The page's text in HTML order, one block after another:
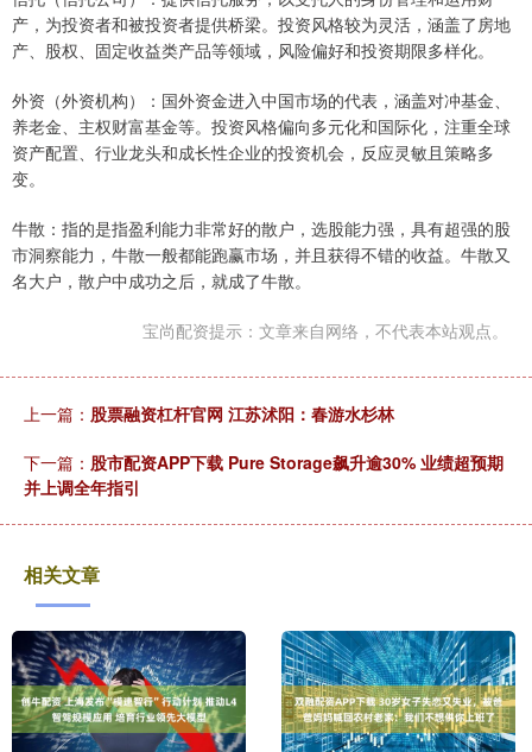
产，为投资者和被投资者提供桥梁。投资风格较为灵活，涵盖了房地
产、股权、固定收益类产品等领域，风险偏好和投资期限多样化。
外资（外资机构）：国外资金进入中国市场的代表，涵盖对冲基金、
养老金、主权财富基金等。投资风格偏向多元化和国际化，注重全球
资产配置、行业龙头和成长性企业的投资机会，反应灵敏且策略多
变。
牛散：指的是指盈利能力非常好的散户，选股能力强，具有超强的股
市洞察能力，牛散一般都能跑赢市场，并且获得不错的收益。牛散又
名大户，散户中成功之后，就成了牛散。
宝尚配资提示：文章来自网络，不代表本站观点。
上一篇： 股票融资杠杆官网 江苏沭阳：春游水杉林
下一篇： 股市配资APP下载 Pure Storage飙升逾30% 业绩超预期
并上调全年指引
相关文章